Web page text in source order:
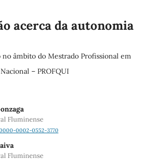
acerca da autonomia
no âmbito do Mestrado Profissional em
– PROFQUI
Fluminense
0002-0552-3770
Fluminense